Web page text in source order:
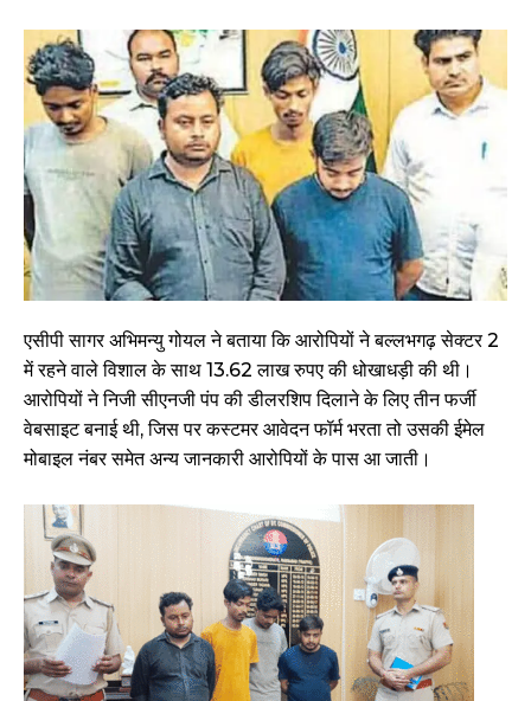
एसीपी सागर अभिमन्यु गोयल ने बताया कि आरोपियों ने बल्लभगढ़ सेक्टर 2
में रहने वाले विशाल के साथ 13.62 लाख रुपए की धोखाधड़ी की थी।
आरोपियों ने निजी सीएनजी पंप की डीलरशिप दिलाने के लिए तीन फर्जी
वेबसाइट बनाई थी, जिस पर कस्टमर आवेदन फॉर्म भरता तो उसकी ईमेल
मोबाइल नंबर समेत अन्य जानकारी आरोपियों के पास आ जाती।